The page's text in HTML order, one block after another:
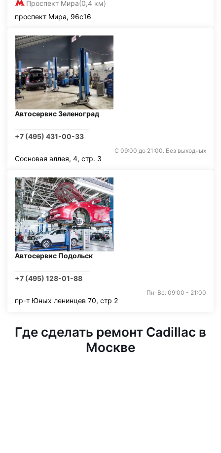
Проспект Мира(0,4 км)
проспект Мира, 96с16
Автосервис Зеленоград
+7 (495) 431-00-33
С 09:00 до 21:00. Без выходных
Сосновая аллея, 4, стр. 3
Автосервис Подольск
+7 (495) 128-01-88
Пн-Вс: 09:00 - 21:00
пр-т Юных ленинцев 70, стр 2
Где сделать ремонт Cadillac в
Москве